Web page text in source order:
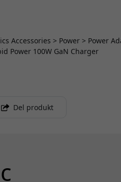
Accessories > Power > Power
Power 100W GaN Charger
Del produkt